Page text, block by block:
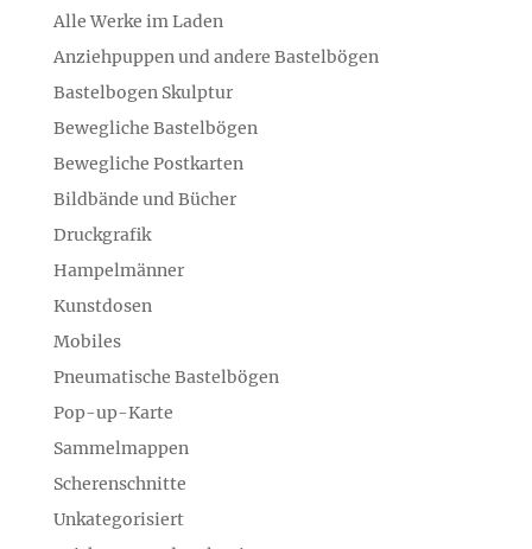
Alle Werke im Laden
Anziehpuppen und andere Bastelbögen
Bastelbogen Skulptur
Bewegliche Bastelbögen
Bewegliche Postkarten
Bildbände und Bücher
Druckgrafik
Hampelmänner
Kunstdosen
Mobiles
Pneumatische Bastelbögen
Pop-up-Karte
Sammelmappen
Scherenschnitte
Unkategorisiert